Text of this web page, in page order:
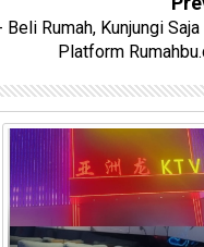
Beli Rumah, Kunjungi
Platform